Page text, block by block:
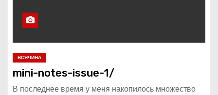
ВСЯЧИНА
mini-notes-issue-1/
В последнее время у меня накопилось множество